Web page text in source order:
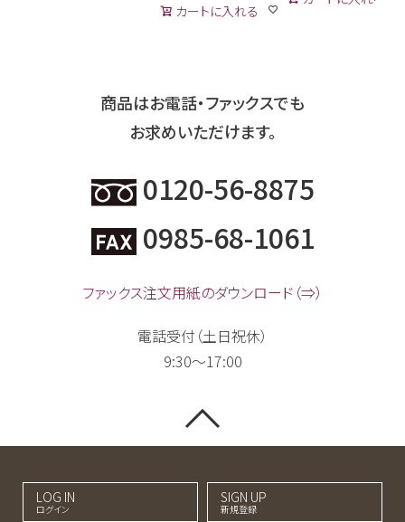
カートに入れる
商品はお電話・ファックスでも
お求めいただけます。
0120-56-8875
0985-68-1061
ファックス注文用紙のダウンロード（⇒）
電話受付（土日祝休）
9:30～17:00
LOG IN
ログイン
SIGN UP
新規登録